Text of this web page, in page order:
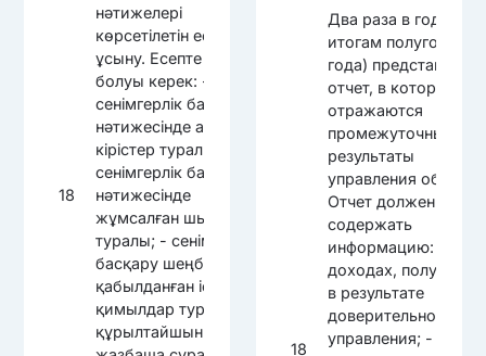
18
нәтижелері
көрсетілетін есепті
ұсыну. Есепте ақпарат
болуы керек: -
сенімгерлік басқару
нәтижесінде алынған
кірістер туралы; -
сенімгерлік басқару
нәтижесінде
жұмсалған шығыстар
туралы; - сенімгерлік
басқару шеңберінде
қабылданған іс-
қимылдар туралы;
құрылтайшының
18
Два раза в год (по
итогам полугодия и
года) представлять
отчет, в котором
отражаются
промежуточные
результаты
управления
Отчет должен
содержать
информацию: - о
доходах,
в результате
доверительного
управления; - о